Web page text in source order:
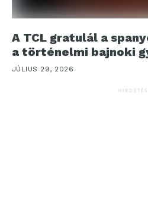
A TCL gratulál a
a történelmi bajnoki
JÚLIUS 29, 2026
HIRDETÉS